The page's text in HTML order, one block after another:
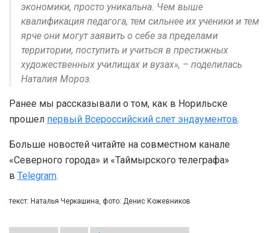
экономики, просто уникальна. Чем выше
квалификация педагога, тем сильнее их ученики и тем
ярче они могут заявить о себе за пределами
территории, поступить и учиться в престижных
художественных училищах и вузах», – поделилась
Наталия Мороз.
Ранее мы рассказывали о том, как в Норильске
прошел первый Всероссийский слет эндаументов.
Больше новостей читайте на совместном канале
«Северного города» и «Таймырского телеграфа»
в Telegram.
текст: Наталья Черкашина, фото: Денис Кожевников